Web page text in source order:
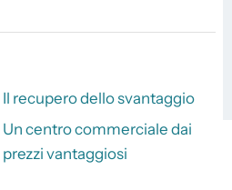
Il recupero dello svantaggio
Un centro commerciale dai
prezzi vantaggiosi